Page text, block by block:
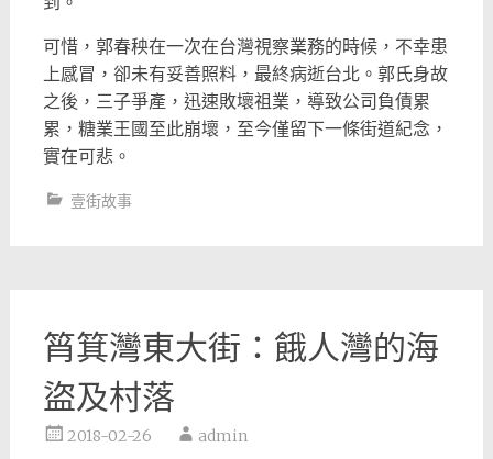
可惜，郭春秧在一次在台灣視察業務的時候，不幸患
上感冒， 卻未有妥善照料，最終病逝台北。郭氏身故
之後，三子爭產， 迅速敗壞祖業，導致公司負債累
累，糖業王國至此崩壞， 至今僅留下一條街道紀念，
實在可悲。
壹街故事
筲箕灣東大街：餓人灣的海
盜及村落
2018-02-26 admin